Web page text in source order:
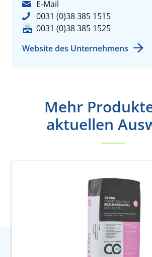
E-Mail
0031 (0)38 385 1515
0031 (0)38 385 1525
Website des Unternehmens
Mehr
aktuellen